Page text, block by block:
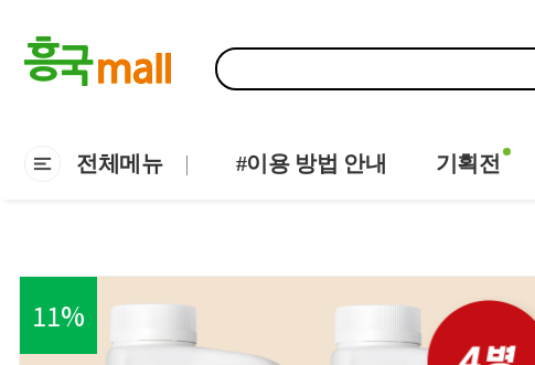
전체메뉴 #이용 방법 안내 기획전
11%